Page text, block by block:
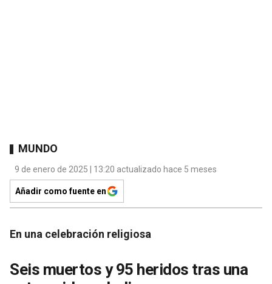
MUNDO
9 de enero de 2025 | 13:20 actualizado hace 5 meses
Añadir como fuente en
En una celebración religiosa
Seis muertos y 95 heridos tras una